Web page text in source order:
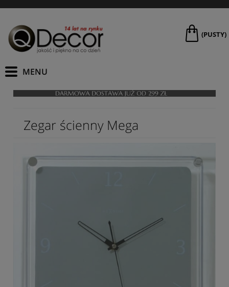
(PUSTY)
Zegar ścienny Mega